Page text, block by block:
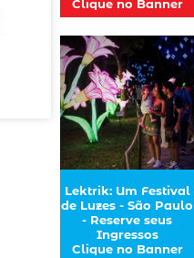
Clique no Banner
Lektrik: Um Festival
de Luzes - São Paulo
- Reserve seus
Ingressos
Clique no Banner